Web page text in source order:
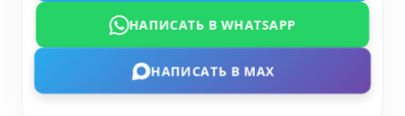
НАПИСАТЬ В WHATSAPP
НАПИСАТЬ В MAX